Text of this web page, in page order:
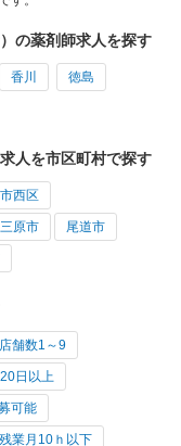
の薬剤師求人を探す
香川 徳島
人を市区町村で探す
西区
三原市 尾道市
店舗数1～9
日以上
可能
残業月10ｈ以下